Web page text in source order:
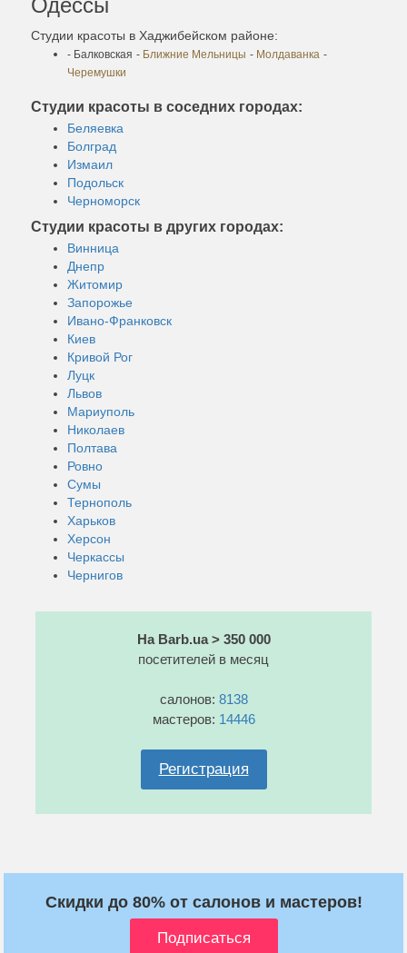
Студии красоты в Хаджибейском районе:
- Балковская - Ближние Мельницы - Молдаванка -
Черемушки
Студии красоты в соседних городах:
Беляевка
Болград
Измаил
Подольск
Черноморск
Студии красоты в других городах:
Винница
Днепр
Житомир
Запорожье
Ивано-Франковск
Киев
Кривой Рог
Луцк
Львов
Мариуполь
Николаев
Полтава
Ровно
Сумы
Тернополь
Харьков
Херсон
Черкассы
Чернигов
На Barb.ua > 350 000
посетителей в месяц
салонов: 8138
мастеров: 14446
Регистрация
Скидки до 80% от салонов и мастеров!